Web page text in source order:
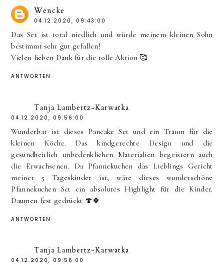
Wencke
04.12.2020, 09:43:00
Das Set ist total niedlich und würde meinem kleinen Sohn
bestimmt sehr gut gefallen!
Vielen lieben Dank für die tolle Aktion 🥰
ANTWORTEN
Tanja Lambertz-Karwatka
04.12.2020, 09:56:00
Wunderbar ist dieses Pancake Set und ein Traum für die
kleinen Köche. Das kindgerechte Design und die
gesundheitlich unbedenklichen Materialien begeistern auch
die Erwachsenen. Da Pfannekuchen das Lieblings Gericht
meiner 5 Tageskinder ist, wäre dieses wunderschöne
Pfannekuchen Set ein absolutes Highlight für die Kinder.
Daumen fest gedrückt 🍄🍀
ANTWORTEN
Tanja Lambertz-Karwatka
04.12.2020, 09:56:00